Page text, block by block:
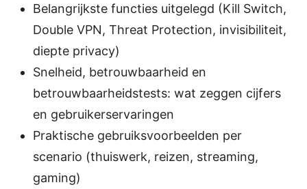
Belangrijkste functies uitgelegd (Kill Switch,
Double VPN, Threat Protection, invisibiliteit,
diepte privacy)
Snelheid, betrouwbaarheid en
betrouwbaarheidstests: wat zeggen cijfers
en gebruikerservaringen
Praktische gebruiksvoorbeelden per
scenario (thuiswerk, reizen, streaming,
gaming)